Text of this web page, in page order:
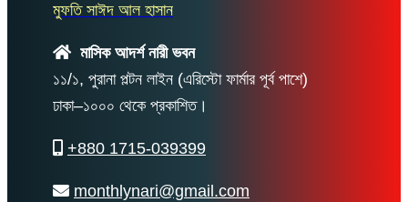
মুফতি সাঈদ আল হাসান
মাসিক আদর্শ নারী ভবন
১১/১, পুরানা পল্টন লাইন (এরিস্টো ফার্মার পূর্ব পাশে)
ঢাকা–১০০০ থেকে প্রকাশিত।
+880 1715-039399
monthlynari@gmail.com